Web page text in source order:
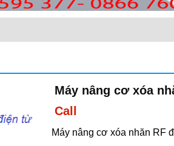
Máy nâng cơ xóa
Call
Máy nâng cơ xóa nhăn RF